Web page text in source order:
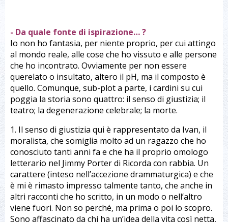
- Da quale fonte di ispirazione… ?
Io non ho fantasia, per niente proprio, per cui attingo
al mondo reale, alle cose che ho vissuto e alle persone
che ho incontrato. Ovviamente per non essere
querelato o insultato, altero il pH, ma il composto è
quello. Comunque, sub-plot a parte, i cardini su cui
poggia la storia sono quattro: il senso di giustizia; il
teatro; la degenerazione celebrale; la morte.
1. Il senso di giustizia qui è rappresentato da Ivan, il
moralista, che somiglia molto ad un ragazzo che ho
conosciuto tanti anni fa e che ha il proprio omologo
letterario nel Jimmy Porter di Ricorda con rabbia. Un
carattere (inteso nell’accezione drammaturgica) e che
è mi è rimasto impresso talmente tanto, che anche in
altri racconti che ho scritto, in un modo o nell’altro
viene fuori. Non so perché, ma prima o poi lo scopro.
Sono affascinato da chi ha un’idea della vita così netta,